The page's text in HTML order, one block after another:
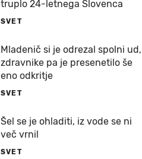
truplo 24-letnega Slovenca
SVET
Mladenič si je odrezal spolni ud,
zdravnike pa je presenetilo še
eno odkritje
SVET
Šel se je ohladiti, iz vode se ni
več vrnil
SVET